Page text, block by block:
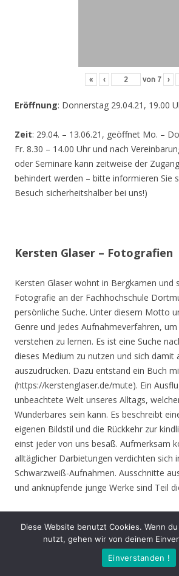
« ‹ von 7 ›
Eröffnung: Donnerstag 29.04.21, 19.00
Zeit: 29.04. – 13.06.21, geöffnet Mo. –
Fr. 8.30 – 14.00 Uhr und nach
oder Seminare kann zeitweise der
behindert werden – bitte informieren Sie
Besuch sicherheitshalber bei uns!)
Kersten Glaser – Fotografien
Kersten Glaser wohnt in Bergkamen und
Fotografie an der Fachhochschule
persönliche Suche. Unter diesem Motto
Genre und jedes Aufnahmeverfahren,
verstehen zu lernen. Es ist eine Suche
dieses Medium zu nutzen und sich damit
auszudrücken. Dazu entstand ein Buch
(https://kerstenglaser.de/mute). Ein
unbeachtete Welt unseres Alltags,
Wunderbares sein kann. Es beschreibt
eigenen Bildstil und die Rückkehr zur
einst jeder von uns besaß. Aufmerksam
alltäglicher Darbietungen verdichten sich
Schwarzweiß-Aufnahmen. Ausschnitte
und anknüpfende junge Werke sind Teil
: 17.06. – 01.08.21, geöffnet Mo. –
Fr. 8.30 – 14.00 Uhr und nach
Diese Website benutzt Cookies. Wenn
nutzt, gehen wir von deinem
Einverstanden !